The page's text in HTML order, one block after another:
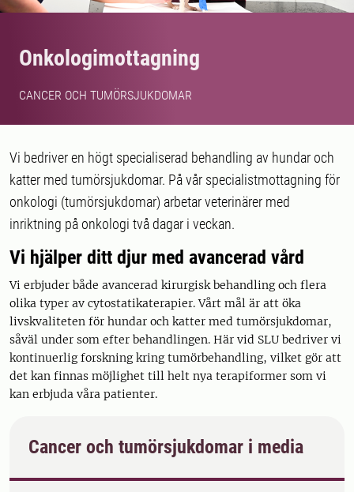
Onkologimottagning
CANCER OCH TUMÖRSJUKDOMAR
Vi bedriver en högt specialiserad behandling av hundar och
katter med tumörsjukdomar. På vår specialistmottagning för
onkologi (tumörsjukdomar) arbetar veterinärer med
inriktning på onkologi två dagar i veckan.
Vi hjälper ditt djur med avancerad vård
Vi erbjuder både avancerad kirurgisk behandling och flera
olika typer av cytostatikaterapier. Vårt mål är att öka
livskvaliteten för hundar och katter med tumörsjukdomar,
såväl under som efter behandlingen. Här vid SLU bedriver vi
kontinuerlig forskning kring tumörbehandling, vilket gör att
det kan finnas möjlighet till helt nya terapiformer som vi
kan erbjuda våra patienter.
Cancer och tumörsjukdomar i media